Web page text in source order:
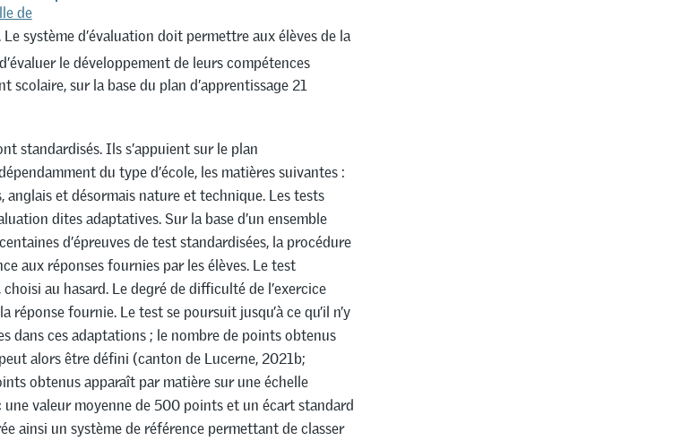
de
Le système d’évaluation doit permettre aux élèves de la
le développement de leurs compétences
scolaire, sur la base du plan d’apprentissage 21
standardisés. Ils s’appuient sur le plan
du type d’école, les matières suivantes :
anglais et désormais nature et technique. Les tests
dites adaptatives. Sur la base d’un ensemble
d’épreuves de test standardisées, la procédure
aux réponses fournies par les élèves. Le test
au hasard. Le degré de difficulté de l’exercice
fournie. Le test se poursuit jusqu’à ce qu’il n’y
dans ces adaptations ; le nombre de points obtenus
alors être défini (canton de Lucerne, 2021b;
obtenus apparaît par matière sur une échelle
valeur moyenne de 500 points et un écart standard
ainsi un système de référence permettant de classer